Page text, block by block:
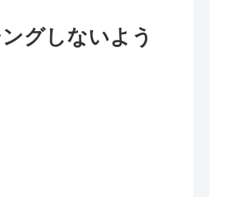
グしないよう